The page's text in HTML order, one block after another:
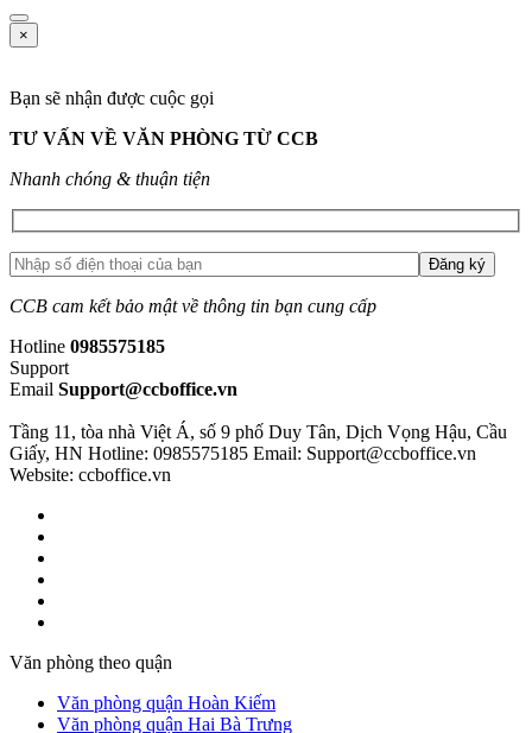
×
Bạn sẽ nhận được cuộc gọi
TƯ VẤN VỀ VĂN PHÒNG TỪ CCB
Nhanh chóng & thuận tiện
CCB cam kết bảo mật về thông tin bạn cung cấp
Hotline 0985575185
Support
Email Support@ccboffice.vn
Tầng 11, tòa nhà Việt Á, số 9 phố Duy Tân, Dịch Vọng Hậu, Cầu
Giấy, HN Hotline: 0985575185 Email: Support@ccboffice.vn
Website: ccboffice.vn
Văn phòng theo quận
Văn phòng quận Hoàn Kiếm
Văn phòng quận Hai Bà Trưng